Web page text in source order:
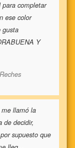
completar
ese color
gusta
Y
llamó la
de decidir,
supuesto que